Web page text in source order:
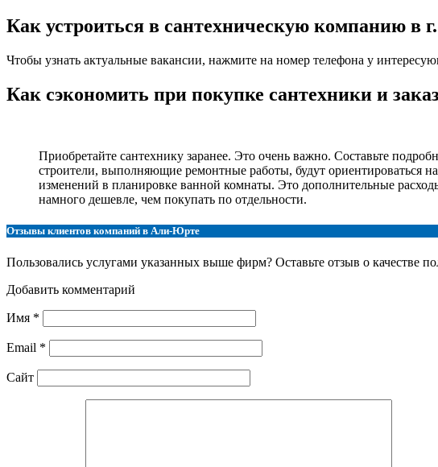
Как устроиться в сантехническую компанию в
Чтобы узнать актуальные вакансии, нажмите на номер телефона у
Как сэкономить при покупке сантехники и
Приобретайте сантехнику заранее. Это очень важно. Составьте
строители, выполняющие ремонтные работы, будут ориентироваться
изменений в планировке ванной комнаты. Это дополнительные
намного дешевле, чем покупать по отдельности.
Отзывы клиентов компаний в Али-Юрте
Пользовались услугами указанных выше фирм? Оставьте отзыв о качестве
Добавить комментарий
Имя *
Email *
Сайт